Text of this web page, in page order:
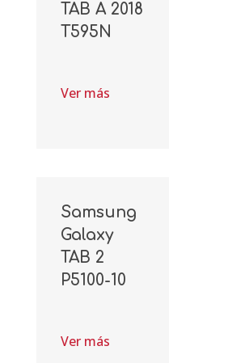
TAB A 2018
T595N
Ver más
Samsung
Galaxy
TAB 2
P5100-10
Ver más